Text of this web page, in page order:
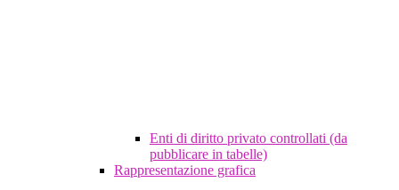
Enti di diritto privato controllati (da
pubblicare in tabelle)
Rappresentazione grafica